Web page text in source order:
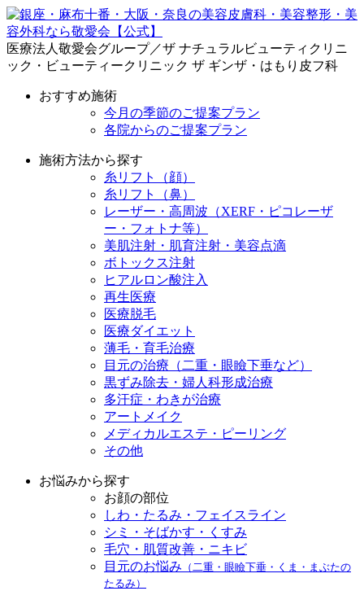
医療法人敬愛会グループ／ザ ナチュラルビューティクリニ
ック・ビューティークリニック ザ ギンザ・はもり皮フ科
おすすめ施術
今月の季節のご提案プラン
各院からのご提案プラン
施術方法から探す
糸リフト（顔）
糸リフト（鼻）
レーザー・高周波（XERF・ピコレーザ
ー・フォトナ等）
美肌注射・肌育注射・美容点滴
ボトックス注射
ヒアルロン酸注入
再生医療
医療脱毛
医療ダイエット
薄毛・育毛治療
目元の治療（二重・眼瞼下垂など）
黒ずみ除去・婦人科形成治療
多汗症・わきが治療
アートメイク
メディカルエステ・ピーリング
その他
お悩みから探す
お顔の部位
しわ・たるみ・フェイスライン
シミ・そばかす・くすみ
毛穴・肌質改善・ニキビ
目元のお悩み （二重・眼瞼下垂・くま・まぶたの
たるみ）